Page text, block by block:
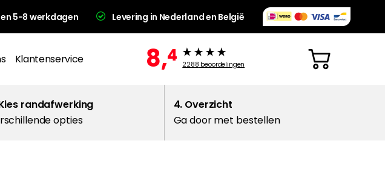
5-8 werkdagen Levering in Nederland en België
Klantenservice 8,4 2288 beoordelingen
randafwerking
opties
4. Overzicht
Ga door met bestellen